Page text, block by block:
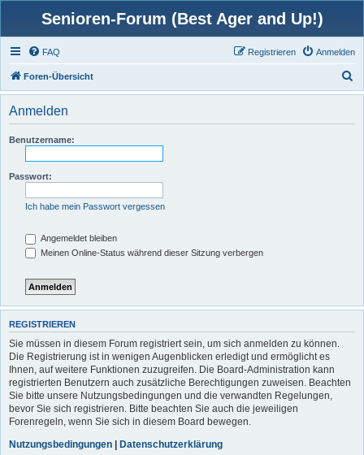
Senioren-Forum (Best Ager and Up!)
FAQ Anmelden
Registrieren
Foren-Übersicht
u
Anmelden
Benutzername:
Passwort:
Ich habe mein Passwort vergessen
Angemeldet bleiben
Meinen Online-Status während dieser Sitzung verbergen
REGISTRIEREN
Sie müssen in diesem Forum registriert sein, um sich anmelden zu können.
Die Registrierung ist in wenigen Augenblicken erledigt und ermöglicht es
Ihnen, auf weitere Funktionen zuzugreifen. Die Board-Administration kann
registrierten Benutzern auch zusätzliche Berechtigungen zuweisen. Beachten
Sie bitte unsere Nutzungsbedingungen und die verwandten Regelungen,
bevor Sie sich registrieren. Bitte beachten Sie auch die jeweiligen
Forenregeln, wenn Sie sich in diesem Board bewegen.
Nutzungsbedingungen | Datenschutzerklärung